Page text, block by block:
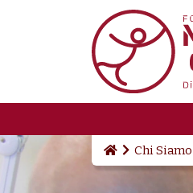
Salta al contenuto principale
Chi Siamo